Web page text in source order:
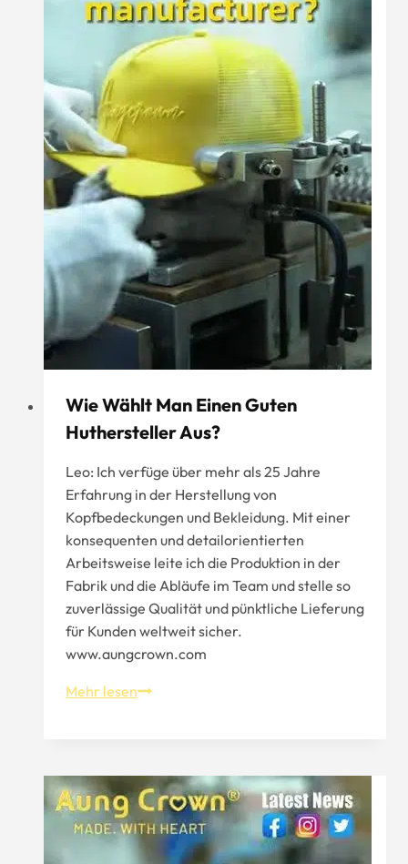
Wie Wählt Man Einen Guten
Huthersteller Aus?
Leo: Ich verfüge über mehr als 25 Jahre
Erfahrung in der Herstellung von
Kopfbedeckungen und Bekleidung. Mit einer
konsequenten und detailorientierten
Arbeitsweise leite ich die Produktion in der
Fabrik und die Abläufe im Team und stelle so
zuverlässige Qualität und pünktliche Lieferung
für Kunden weltweit sicher.
www.aungcrown.com
Mehr lesenWie
guten
Huthersteller
aus?